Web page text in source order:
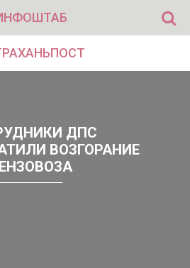
ДПС
ВОЗГОРАНИЕ